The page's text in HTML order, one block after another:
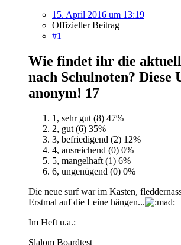
15. April 2016 um 13:19
Offizieller Beitrag
#1
Wie findet ihr die
nach Schulnoten? Diese
anonym! 17
1, sehr gut (8) 47%
2, gut (6) 35%
3, befriedigend (2) 12%
4, ausreichend (0) 0%
5, mangelhaft (1) 6%
6, ungenügend (0) 0%
Die neue surf war im Kasten,
Erstmal auf die Leine hängen...
Im Heft u.a.:
Slalom Boardtest